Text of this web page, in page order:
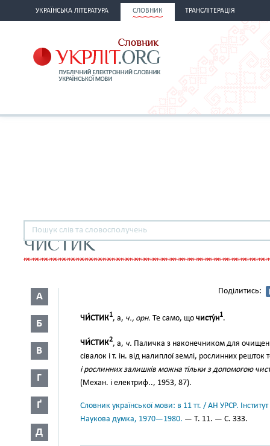
УКРАЇНСЬКА ЛІТЕРАТУРА СЛОВНИК ТРАНСЛІТЕРАЦІЯ
ЧИСТИК
А
Б
В
Г
Ґ
Д
Поділитись:
ЧИ́СТИК1, а, ч., орн. Те само, що чисту́н1.
ЧИ́СТИК2, а, ч. Паличка з наконечником для
сівалок і т. ін. від налиплої землі, рослинних решток
і рослинних залишків можна тільки з допомогою
(Механ. і електриф.., 1953, 87).
Словник української мови: в 11 тт. / АН УРСР.
Наукова думка, 1970—1980. — Т. 11. — С. 333.